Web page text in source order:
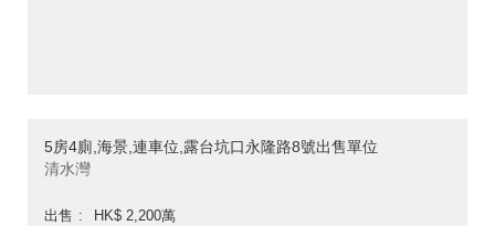
5房4廁,海景,連車位,露台坑口永隆路8號出售單位
清水灣
出售
HK$ 2,200萬